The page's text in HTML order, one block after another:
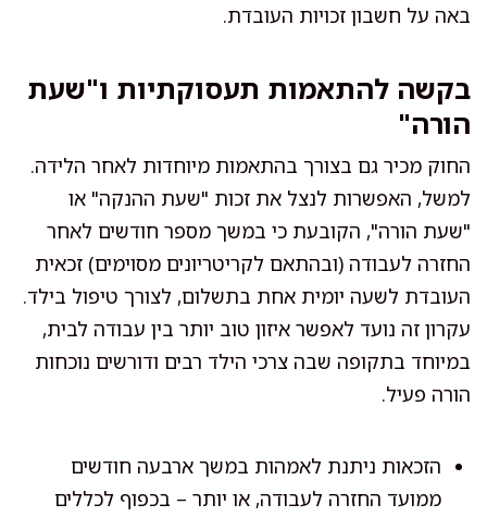
באה על חשבון זכויות העובדת.
בקשה להתאמות תעסוקתיות ו"שעת
הורה"
החוק מכיר גם בצורך בהתאמות מיוחדות לאחר הלידה.
למשל, האפשרות לנצל את זכות "שעת ההנקה" או
"שעת הורה", הקובעת כי במשך מספר חודשים לאחר
החזרה לעבודה (ובהתאם לקריטריונים מסוימים) זכאית
העובדת לשעה יומית אחת בתשלום, לצורך טיפול בילד.
עקרון זה נועד לאפשר איזון טוב יותר בין עבודה לבית,
במיוחד בתקופה שבה צרכי הילד רבים ודורשים נוכחות
הורה פעיל.
הזכאות ניתנת לאמהות במשך ארבעה חודשים
ממועד החזרה לעבודה, או יותר – בכפוף לכללים